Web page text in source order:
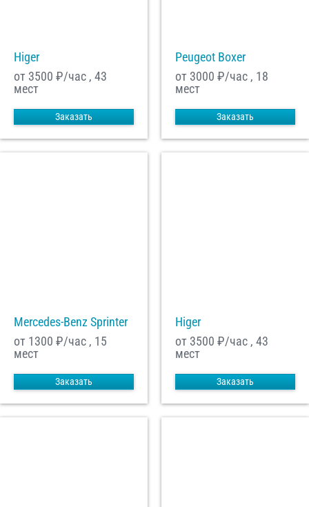
Higer
от 3500 ₽/час , 43
мест
Заказать
Peugeot Boxer
от 3000 ₽/час , 18
мест
Заказать
Mercedes-Benz Sprinter
от 1300 ₽/час , 15
мест
Заказать
Higer
от 3500 ₽/час , 43
мест
Заказать